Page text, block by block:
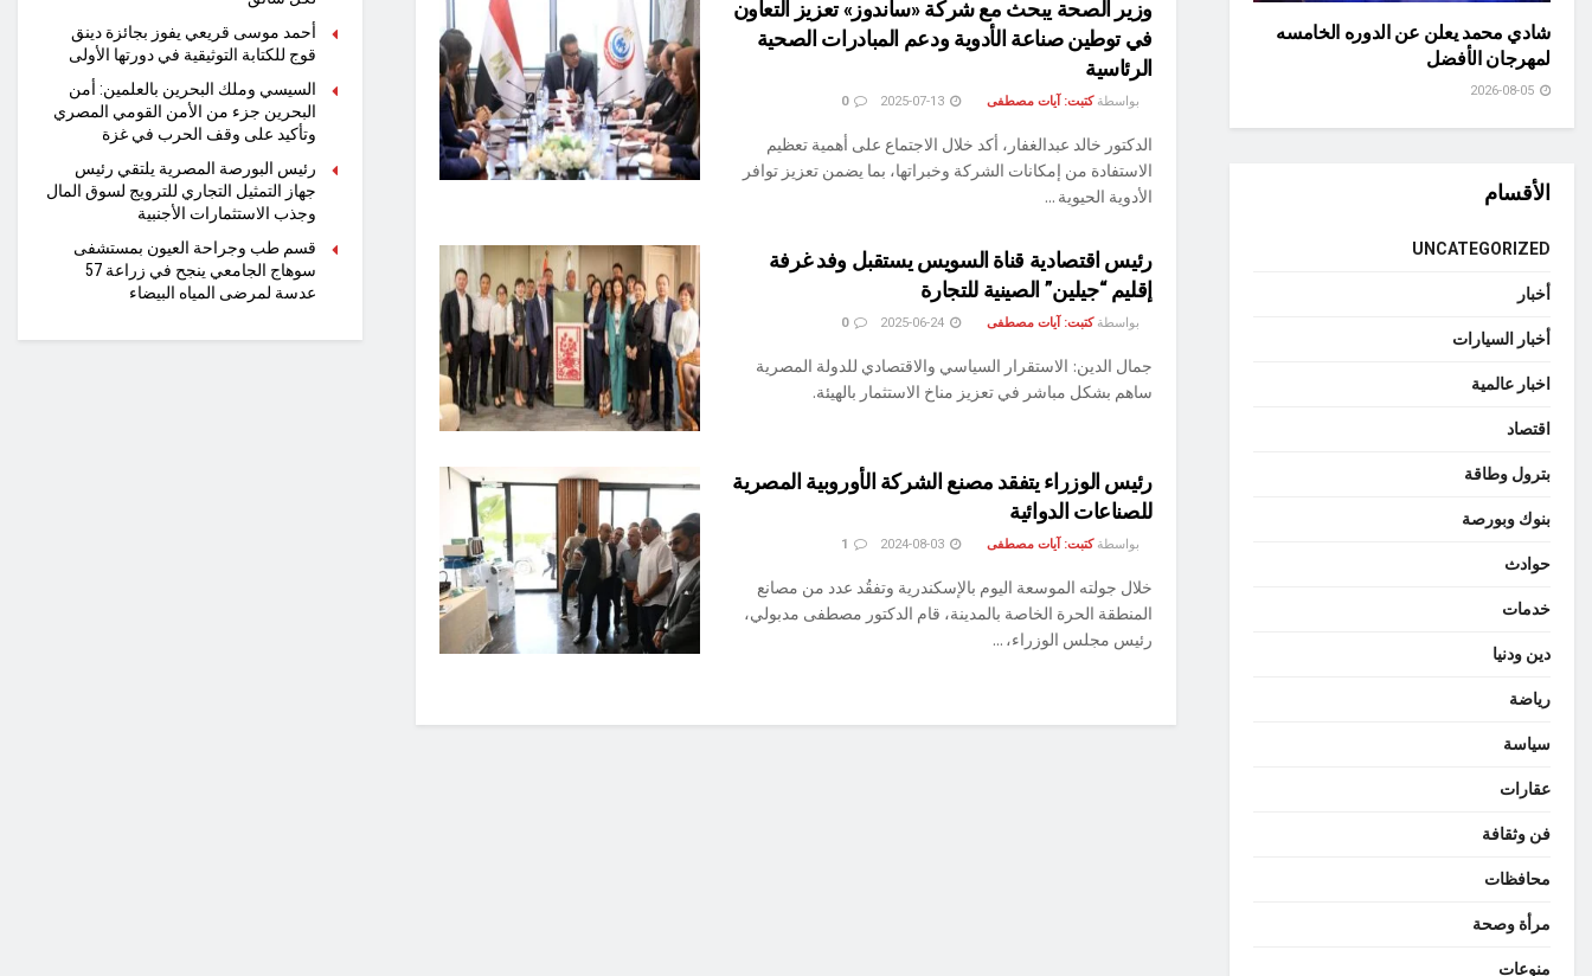
وزير الصحة يبحث مع شركة «ساندوز» تعزيز التعاون
في توطين صناعة الأدوية ودعم المبادرات الصحية
الرئاسية
بواسطة كتبت: آيات مصطفى 0
الدكتور خالد عبدالغفار، أكد خلال الاجتماع على أهمية تعظيم
الاستفادة من إمكانات الشركة وخبراتها، بما يضمن تعزيز توافر
الأدوية الحيوية ...
رئيس اقتصادية قناة السويس يستقبل وفد غرفة
إقليم “جيلين” الصينية للتجارة
بواسطة كتبت: آيات مصطفى 0
جمال الدين: الاستقرار السياسي والاقتصادي للدولة المصرية
ساهم بشكل مباشر في تعزيز مناخ الاستثمار بالهيئة.
رئيس الوزراء يتفقد مصنع الشركة الأوروبية المصرية
للصناعات الدوائية
بواسطة كتبت: آيات مصطفى
خلال جولته الموسعة اليوم بالإسكندرية وتفقُد عدد من مصانع
المنطقة الحرة الخاصة بالمدينة، قام الدكتور مصطفى مدبولي،
رئيس مجلس الوزراء، ...
شادي محمد يعلن عن الدوره الخامسه
لمهرجان الأفضل
الأقسام
UNCATEGORIZED
أخبار
أخبار السيارات
اخبار عالمية
اقتصاد
بترول وطاقة
بنوك وبورصة
حوادث
خدمات
دين ودنيا
رياضة
سياسة
عقارات
فن وثقافة
محافظات
مرأة وصحة
منوعات
أحمد موسى قريعي يفوز بجائزة دينق
قوج للكتابة التوثيقية في دورتها الأولى
السيسي وملك البحرين بالعلمين: أمن
البحرين جزء من الأمن القومي المصري
وتأكيد على وقف الحرب في غزة
رئيس البورصة المصرية يلتقي رئيس
جهاز التمثيل التجاري للترويج لسوق المال
وجذب الاستثمارات الأجنبية
قسم طب وجراحة العيون بمستشفى
سوهاج الجامعي ينجح في زراعة 57
عدسة لمرضى المياه البيضاء